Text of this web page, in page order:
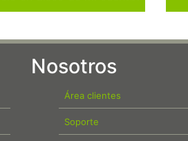
Nosotros
Área clientes
Soporte